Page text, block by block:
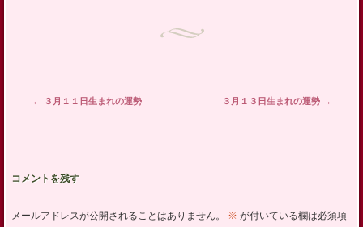
投稿ナビゲーション
← ３月１１日生まれの運勢 ３月１３日生まれの運勢 →
コメントを残す
メールアドレスが公開されることはありません。 ※ が付いている欄は必須項